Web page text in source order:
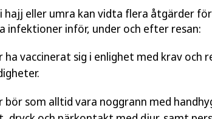
hajj eller umra kan vidta flera åtgärder
infektioner inför, under och efter resan:
ha vaccinerat sig i enlighet med krav
bör som alltid vara noggrann med